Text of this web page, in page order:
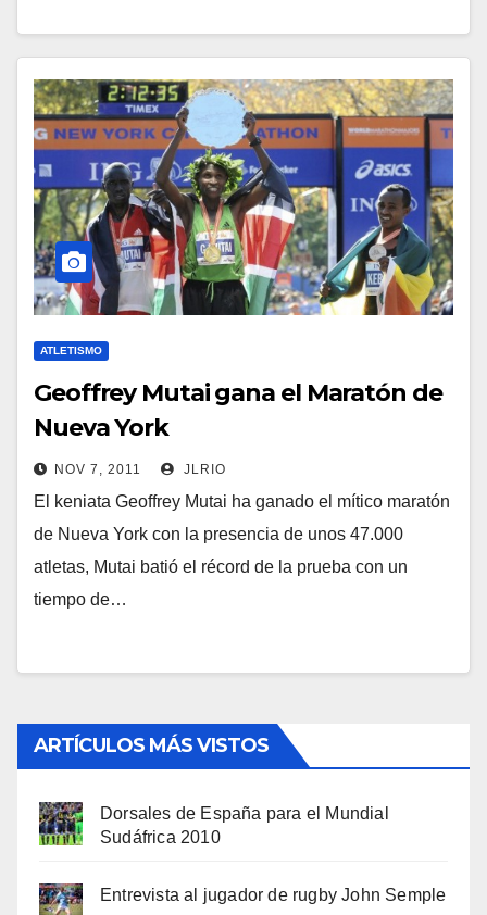
ATLETISMO
Geoffrey Mutai gana el Maratón de
Nueva York
NOV 7, 2011 JLRIO
El keniata Geoffrey Mutai ha ganado el mítico maratón
de Nueva York con la presencia de unos 47.000
atletas, Mutai batió el récord de la prueba con un
tiempo de…
ARTÍCULOS MÁS VISTOS
Dorsales de España para el Mundial
Sudáfrica 2010
Entrevista al jugador de rugby John Semple